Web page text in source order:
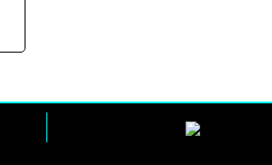
peuvent
choisies